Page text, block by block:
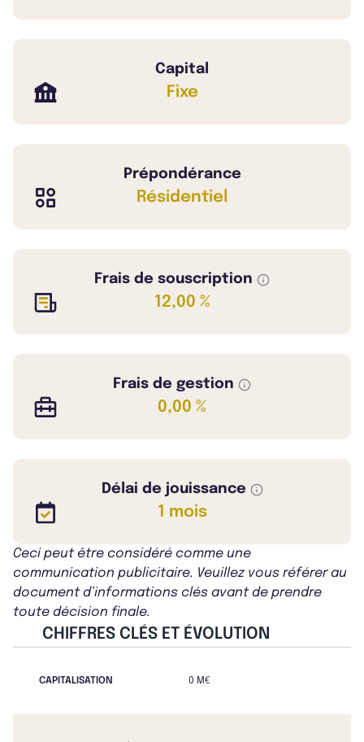
Capital
Fixe
Prépondérance
Résidentiel
Frais de souscription
12,00 %
Frais de gestion
0,00 %
Délai de jouissance
1 mois
Ceci peut être considéré comme une
communication publicitaire. Veuillez vous référer au
document d’informations clés avant de prendre
toute décision finale.
CHIFFRES CLÉS ET ÉVOLUTION
CAPITALISATION 0 M€